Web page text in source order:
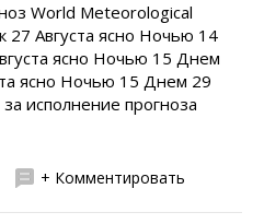
World Meteorological
27 Августа ясно Ночью 14
ясно Ночью 15 Днем
ясно Ночью 15 Днем 29
исполнение прогноза
+ Комментировать